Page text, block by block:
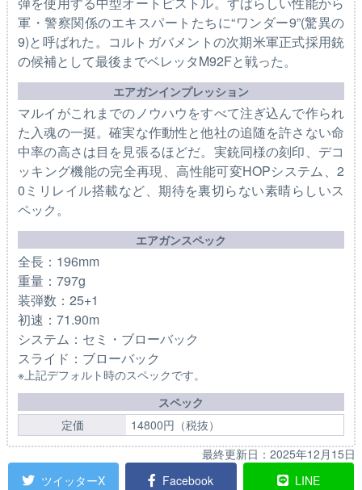
軍・警察関係のエキスパートたちに“ワンダー9”(驚異の
9)と呼ばれた。コルトガバメントの次期米軍正式採用銃
の候補として最後までベレッタM92Fと戦った。
エアガンインプレッション
マルイがこれまでのノウハウをすべて注ぎ込んで作られ
た入魂の一挺。確実な作動性と他社の追随を許さない命
中率の高さは目を見張るほどだ。実銃同様の刻印、デコ
ッキング機能の完全再現、高性能可変HOPシステム、2
0ミリレイル搭載など、期待を裏切らない素晴らしいス
ペック。
エアガンスペック
全長：196mm
重量：797g
装弾数：25+1
初速：71.90m
システム：セミ・ブローバック
スライド：ブローバック
※上記デフォルト時のスペックです。
スペック
定価
14800円（税抜）
最終更新日： 2025年12月15日
ツイッターX
Facebook LINE